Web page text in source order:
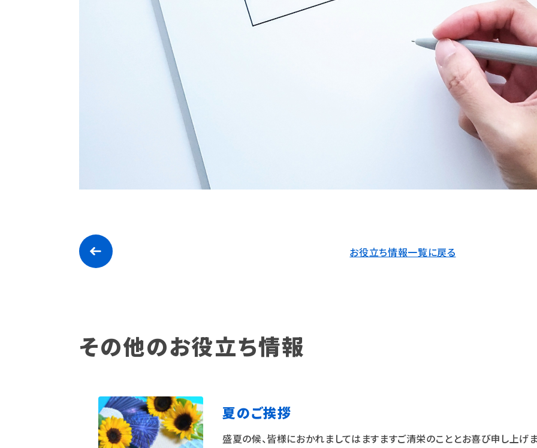
お役立ち情報一覧に戻る
その他のお役立ち情報
夏のご挨拶
盛夏の候、皆様におかれましてはますますご清栄のこととお喜び申し上げ